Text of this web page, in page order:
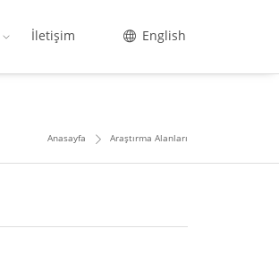
İletişim English
Anasayfa Araştırma Alanları